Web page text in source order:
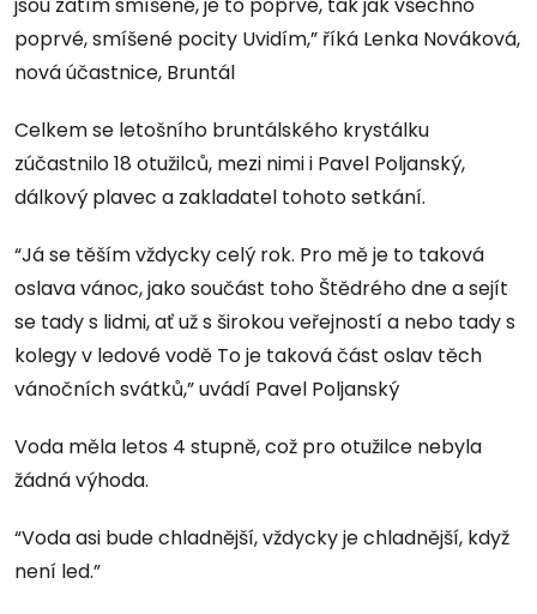
poprvé, smíšené pocity Uvidím,” říká Lenka Nováková,
nová účastnice, Bruntál
Celkem se letošního bruntálského krystálku
zúčastnilo 18 otužilců, mezi nimi i Pavel Poljanský,
dálkový plavec a zakladatel tohoto setkání.
“Já se těším vždycky celý rok. Pro mě je to taková
oslava vánoc, jako součást toho Štědrého dne a sejít
se tady s lidmi, ať už s širokou veřejností a nebo tady s
kolegy v ledové vodě To je taková část oslav těch
vánočních svátků,” uvádí Pavel Poljanský
Voda měla letos 4 stupně, což pro otužilce nebyla
žádná výhoda.
“Voda asi bude chladnější, vždycky je chladnější, když
není led.”